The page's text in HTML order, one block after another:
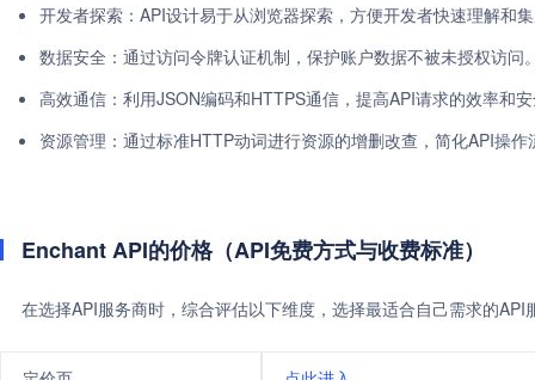
开发者探索：API设计易于从浏览器探索，方便开发者快速理解和
数据安全：通过访问令牌认证机制，保护账户数据不被未授权访问
高效通信：利用JSON编码和HTTPS通信，提高API请求的效率和
资源管理：通过标准HTTP动词进行资源的增删改查，简化API操作
Enchant API的价格（API免费方式与收费标准）
在选择API服务商时，综合评估以下维度，选择最适合自己需求的